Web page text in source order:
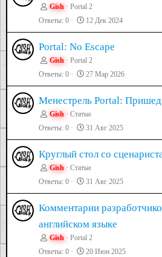
Gish
Portal 2
Ответы 0 12 Дек 2024
Portal: No Escape
Gish
Portal 2
Ответы 0 27 Мар 2026
Менестрель Portal:
Gish
Статьи
Ответы 0 31 Авг 2025
Круглый стол со
Gish
Статьи
Ответы 0 31 Авг 2025
Комментарии
английском языке
Gish
Portal 2
Ответы 0 20 Июн 2025